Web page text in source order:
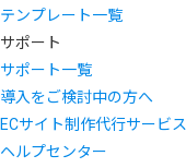
テンプレート一覧
サポート
サポート一覧
導入をご検討中の方へ
ECサイト制作代行サービス
ヘルプセンター